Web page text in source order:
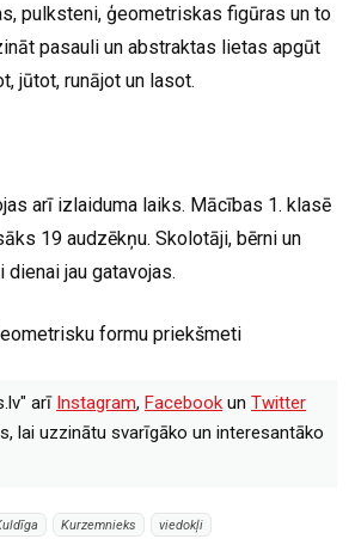
pulksteni, ģeometriskas figūras un to
pasauli un abstraktas lietas apgūt
jūtot, runājot un lasot.
arī izlaiduma laiks. Mācības 1. klasē
19 audzēkņu. Skolotāji, bērni un
jau gatavojas.
formu priekšmeti
arī Instagram, Facebook un Twitter
lai uzzinātu svarīgāko un interesantāko
Kurzemnieks viedokļi